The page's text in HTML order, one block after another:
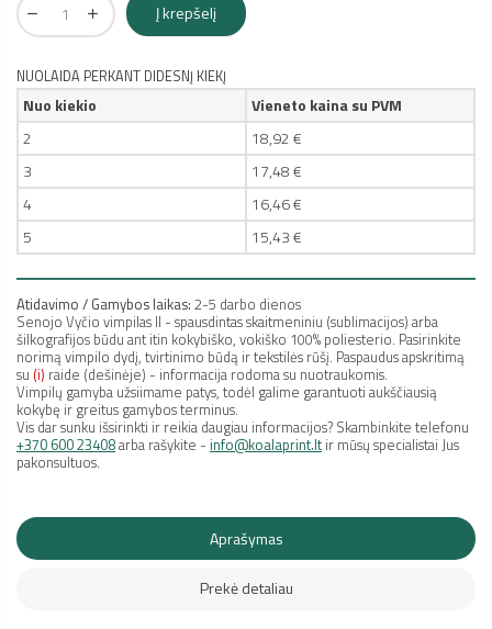
Į krepšelį
NUOLAIDA PERKANT DIDESNĮ KIEKĮ
Nuo kiekio
Vieneto kaina su PVM
2
18,92 €
3
17,48 €
4
16,46 €
5
15,43 €
Atidavimo / Gamybos laikas: 2-5 darbo dienos
Senojo Vyčio vimpilas II - spausdintas skaitmeniniu (sublimacijos) arba
šilkografijos būdu ant itin kokybiško, vokiško 100% poliesterio. Pasirinkite
norimą vimpilo dydį, tvirtinimo būdą ir tekstilės rūšį. Paspaudus apskritimą
su (i) raide (dešinėje) - informacija rodoma su nuotraukomis.
Vimpilų gamyba užsiimame patys, todėl galime garantuoti aukščiausią
kokybę ir greitus gamybos terminus.
Vis dar sunku išsirinkti ir reikia daugiau informacijos? Skambinkite telefonu
+370 600 23408arba rašykite - info@koalaprint.lt ir mūsų specialistai Jus
pakonsultuos.
Aprašymas
Prekė detaliau